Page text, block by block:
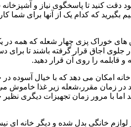
دقت کنید تا پاسخگوی نیاز و
که کدام یک از آنها برای شما
خوراک پزی چهار شعله که همه در
جلوی اجاق قرار گرفته باشند تا
و قابلمه را روی آن قرار دهید.
امکان می دهد که با خیال آسوده
در زمان مقرر،شعله زیر غذا خاموش
اما با مرور زمان تجهیزات دیگری
لوازم خانگی بدل شده و دیگر خانه ای